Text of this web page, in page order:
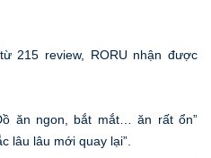
215 review, RORU nhận được
ăn ngon, bắt mắt… ăn rất ổn”
lâu lâu mới quay lại”.